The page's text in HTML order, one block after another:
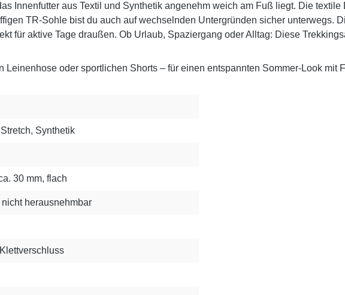
Innenfutter aus Textil und Synthetik angenehm weich am Fuß liegt. Die
TR-Sohle bist du auch auf wechselnden Untergründen sicher unterwegs.
für aktive Tage draußen. Ob Urlaub, Spaziergang oder Alltag: Diese
Leinenhose oder sportlichen Shorts – für einen entspannten Sommer-Look mit
Synthetik
30 mm, flach
herausnehmbar